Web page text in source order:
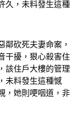
，未料發生這種
鄰砍死夫妻命案，
干擾，狠心殺害住
該住戶大樓的管理
未料發生這種憾
她則哽咽道，非